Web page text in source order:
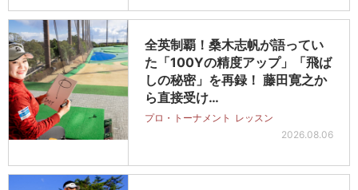
全英制覇！桑木志帆が語ってい
た「100Yの精度アップ」「飛ば
しの秘密」を再録！ 藤田寛之か
ら直接受け…
プロ・トーナメント レッスン
2026.08.06